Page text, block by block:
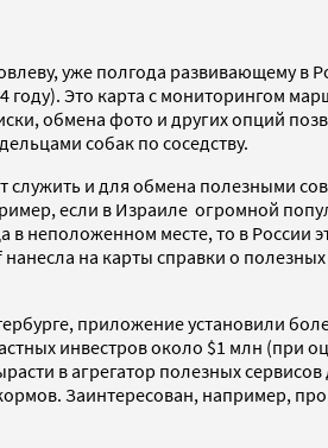
уже полгода развивающему в
Это карта с мониторингом
обмена фото и других опций
собак по соседству.
служить и для обмена полезными
если в Израиле огромной
месте, то в России
на карты справки о
приложение установили
инвестров около $1 млн (при
в агрегатор полезных
Заинтересован, например,